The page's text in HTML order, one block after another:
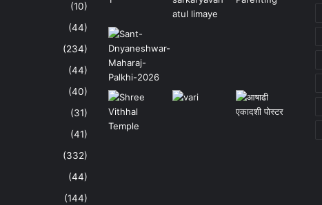
(10)
(44)
(234)
(44)
(40)
(31)
(41)
(332)
(44)
(144)